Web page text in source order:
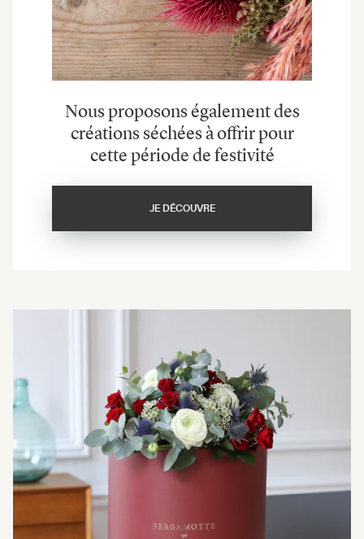
Nous proposons également des
créations séchées à offrir pour
cette période de festivité
JE DÉCOUVRE